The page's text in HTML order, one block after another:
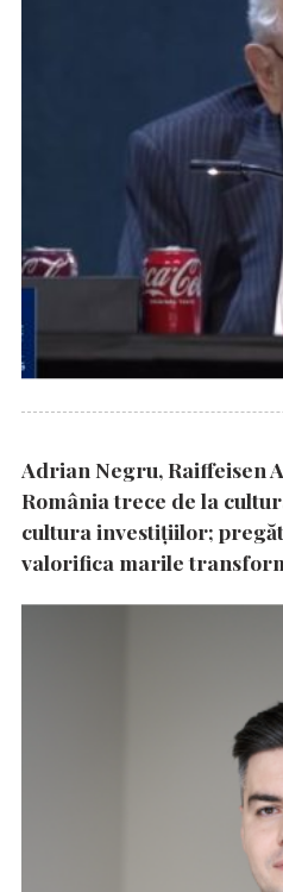
Adrian Negru, Raiffeisen
România trece de la
cultura investițiilor;
valorifica marile